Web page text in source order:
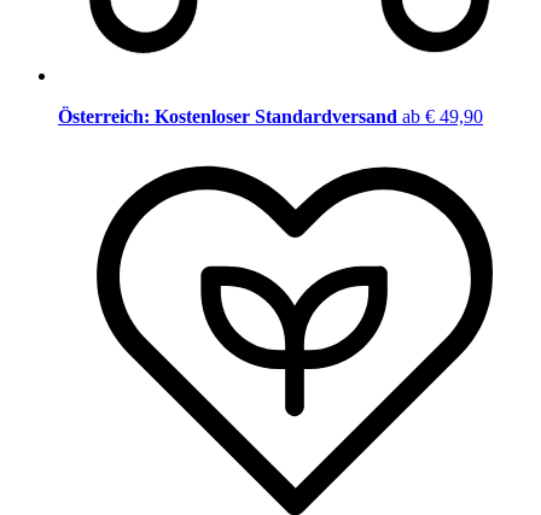
Österreich: Kostenloser Standardversand ab € 49,90